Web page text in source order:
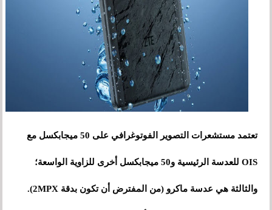
تعتمد مستشعرات التصوير الفوتوغرافي على 50 ميجابكسل مع
OIS للعدسة الرئيسية و50 ميجابكسل أخرى للزاوية الواسعة؛
والثالثة هي عدسة ماكرو (من المفترض أن تكون بدقة 2MPX).